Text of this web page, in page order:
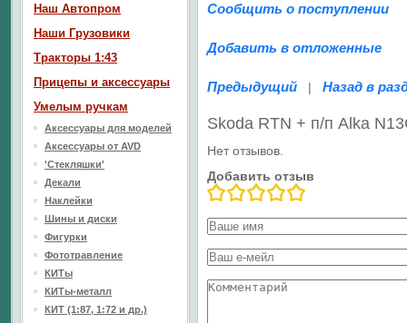
Сообщить о поступлении
Добавить в отложенные
Предыдущий | Назад в
Skoda RTN + п/п Alka
Нет отзывов.
Добавить отзыв
Наш Aвтопром
Наши Грузовики
Тракторы 1:43
Прицепы и аксессуары
Умелым ручкам
Аксессуары для моделей
Аксессуары от AVD
'Стекляшки'
Декали
Наклейки
Шины и диски
Фигурки
Фототравление
КИТы
КИТы-металл
КИТ (1:87, 1:72 и др.)